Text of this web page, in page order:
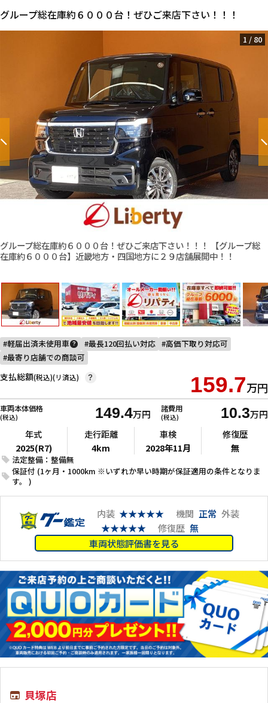
グループ総在庫約６０００台！ぜひご来店下さい！！！
グループ総在庫約６０００台！ぜひご来店下さい！！！ 【グループ総
在庫約６０００台】近畿地方・四国地方に２９店舗展開中！！
1 / 80
軽届出済未使用車 ? 最長120回払い対応
高価下取り対応可
最寄り店舗での商談可
支払総額(税込)(リ済込) 159.7万円
?
車両本体価格
(税込) 149.4万円 諸費用
(税込) 10.3万円
法定整備：整備無
保証付 (1ヶ月・1000km ※いずれか早い時期が保証適用の条件となりま
す。 )
年式
2025(R7)
走行距離
4km
車検
2028年11月
修復歴
無
内装 ★★★★★ 機関 正常 外装
★★★★★
修復歴 無
車両状態評価書を見る
貝塚店